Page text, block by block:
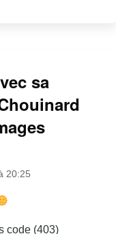
sa
20:25
code (403)